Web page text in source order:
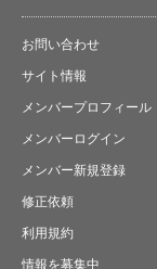
お問い合わせ
サイト情報
メンバープロフィール
メンバーログイン
メンバー新規登録
修正依頼
利用規約
情報を募集中